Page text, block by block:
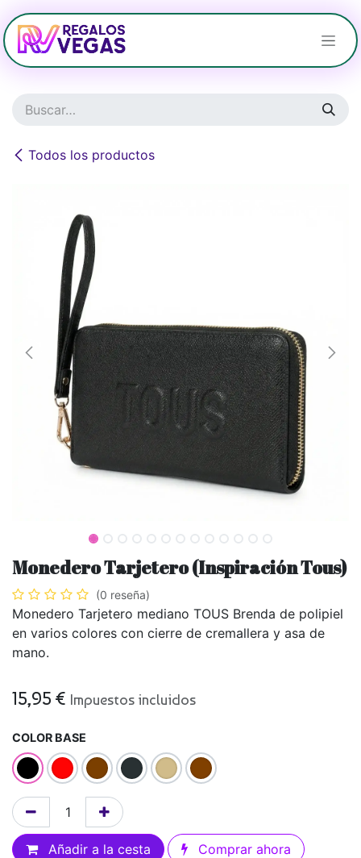
Ir al contenido
Todos los productos
Monedero Tarjetero (Inspiración Tous)
(0 reseña)
Monedero Tarjetero mediano TOUS Brenda de polipiel
en varios colores con cierre de cremallera y asa de
mano.
15,95 € Impuestos incluidos
COLOR BASE
Añadir a la cesta Comprar ahora